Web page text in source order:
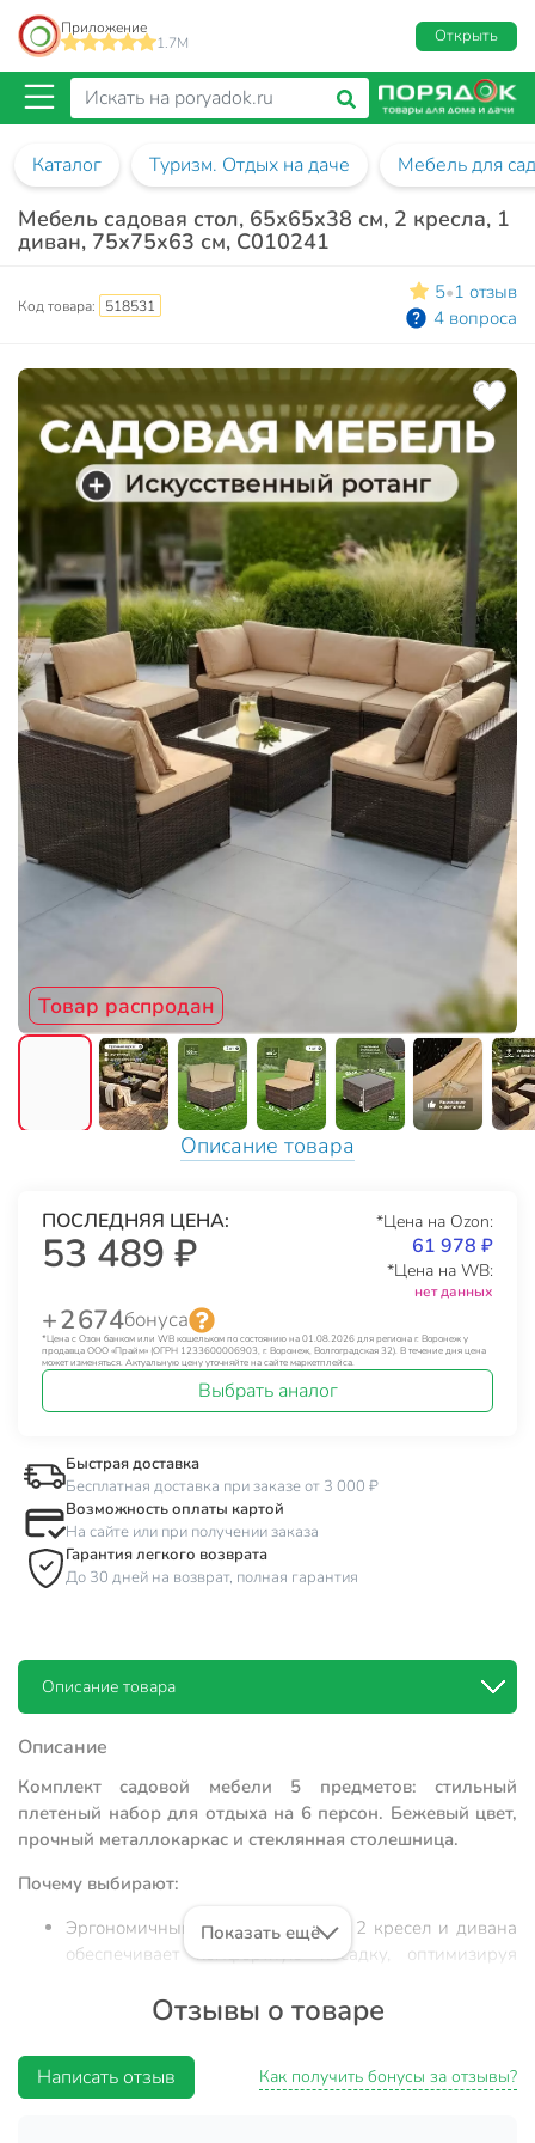
Приложение
1.7M
Открыть
Каталог Туризм. Отдых на даче Мебель для
Мебель садовая стол, 65х65х38 см, 2 кресла, 1
диван, 75х75х63 см, C010241
Код товара: 518531
5•1 отзыв
4 вопроса
Товар распродан
Описание товара
ПОСЛЕДНЯЯ ЦЕНА:
53 489 ₽
*Цена на Ozon:
61 978 ₽
*Цена на WB:
нет данных
+ 2 674бонуса
*Цена с Озон банком или WB кошельком по состоянию на 01.08.2026 для региона г. Воронеж у
продавца ООО «Прайм» (ОГРН 1233600006903, г. Воронеж, Волгоградская 32). В течение дня цена
может изменяться. Актуальную цену уточняйте на сайте маркетплейса.
Выбрать аналог
Быстрая доставка
Бесплатная доставка при заказе от 3 000 ₽
Возможность оплаты картой
На сайте или при получении заказа
Гарантия легкого возврата
До 30 дней на возврат, полная гарантия
Описание товара
Описание
Комплект садовой мебели 5 предметов: стильный
плетеный набор для отдыха на 6 персон. Бежевый цвет,
прочный металлокаркас и стеклянная столешница.
Почему выбирают:
Эргономичный дизайн: набор из 2 кресел и дивана
обеспечивает комфортную посадку, оптимизируя
Надежная конструкция: каркас из металла с
гарантируют долговечность при ежедневной
эксплуатации.
Показать ещё
Отзывы о товаре
Написать отзыв Как получить бонусы за отзывы?